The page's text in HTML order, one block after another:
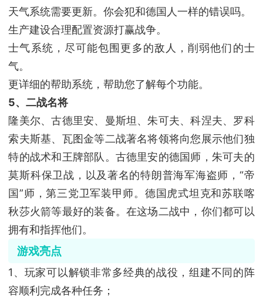
天气系统需要更新。你会犯和德国人一样的错误吗。
生产建设合理配置资源打赢战争。
士气系统，尽可能包围更多的敌人，削弱他们的士
气。
更详细的帮助系统，帮助您了解每个功能。
5、二战名将
隆美尔、古德里安、曼斯坦、朱可夫、科涅夫、罗科
索夫斯基、瓦图金等二战著名将领将向您展示他们独
特的战术和王牌部队。古德里安的德国师，朱可夫的
莫斯科保卫战，以及著名的特朗普海军海盗师，“帝
国”师，第三党卫军装甲师。德国虎式坦克和苏联喀
秋莎火箭等最好的装备。在这场二战中，你们都可以
拥有和指挥他们。
游戏亮点
1、玩家可以解锁非常多经典的战役，组建不同的阵
容顺利完成各种任务；